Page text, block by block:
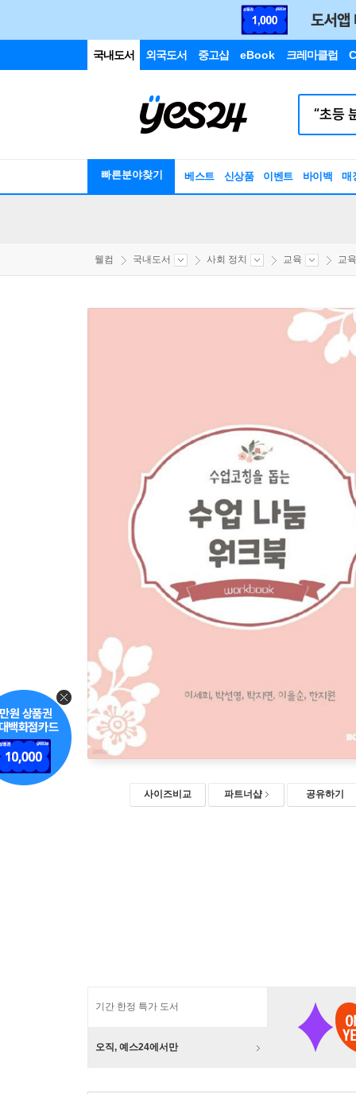
국내도서 외국도서 중고샵 eBook 크레마클럽
빠른분야찾기 베스트 신상품 이벤트 바이백 매
웰컴 국내도서 사회 정치 교육 교
사이즈비교 파트너샵 공유하기
기간 한정 특가 도서
오직, 예스24에서만